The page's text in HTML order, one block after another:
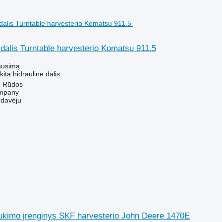
Turntable harvesterio Komatsu 911.5
hidraulinė dalis
Rūdos
įrenginys SKF harvesterio John Deere 1470E